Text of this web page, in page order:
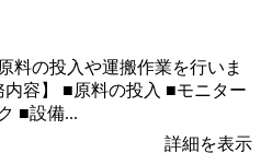
料の投入や運搬作業を行いま
容】 ■原料の投入 ■モニター
■設備...
詳細を表示